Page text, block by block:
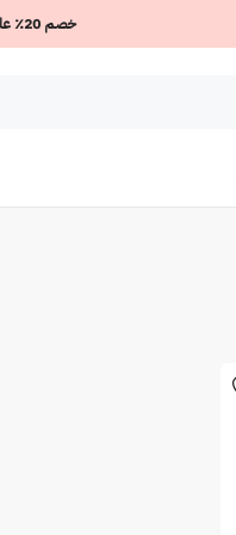
خصم 20٪ على طلبك الأول باستخدام كود NEW20